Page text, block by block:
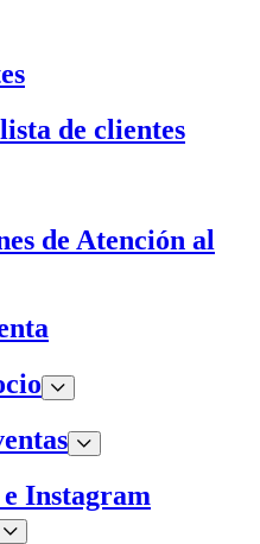
de clientes
de Atención al
Instagram